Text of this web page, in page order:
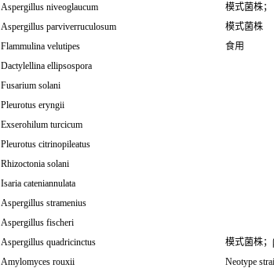
Aspergillus niveoglaucum
模式菌株；
Aspergillus parviverruculosum
模式菌株
Flammulina velutipes
食用
Dactylellina ellipsospora
Fusarium solani
Pleurotus eryngii
Exserohilum turcicum
Pleurotus citrinopileatus
Rhizoctonia solani
Isaria cateniannulata
Aspergillus stramenius
Aspergillus fischeri
Aspergillus quadricinctus
模式菌株；
Amylomyces rouxii Neotype